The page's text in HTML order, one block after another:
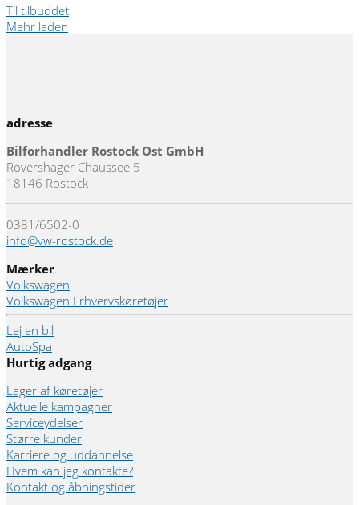
Til tilbuddet
Mehr laden
adresse
Bilforhandler Rostock Ost GmbH
Rövershäger Chaussee 5
18146 Rostock
0381/6502-0
info@vw-rostock.de
Mærker
Volkswagen
Volkswagen Erhvervskøretøjer
Lej en bil
AutoSpa
Hurtig adgang
Lager af køretøjer
Aktuelle kampagner
Serviceydelser
Større kunder
Karriere og uddannelse
Hvem kan jeg kontakte?
Kontakt og åbningstider